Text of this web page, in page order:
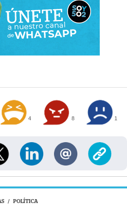
4 8 1
/ POLÍTICA